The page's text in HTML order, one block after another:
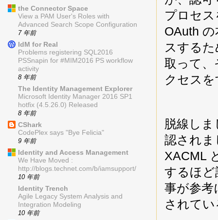
プロセ
OAuth
スする
取って
クセス
脱線し
認されま
XACML
するほ
事が参考
されて
the Connector Space
View a PAM User's Roles with
Advanced Search Scope Configuration
7 年前
IdM for Real
Problems registering SQL2016
PSSnapin for #MIM2016 PS workflow
activity
8 年前
The Identity Management Explorer
Microsoft Identity Manager 2016 SP1
hotfix (4.5.26.0) Released
8 年前
CShark
CodePlex says "Bye Felicia"
9 年前
Identity and Access Management
We Have Moved :
http://blogs.technet.com/b/iamsupport/
10 年前
Identity Trench
Agile Legacy System Analysis and
Integration Modeling
10 年前